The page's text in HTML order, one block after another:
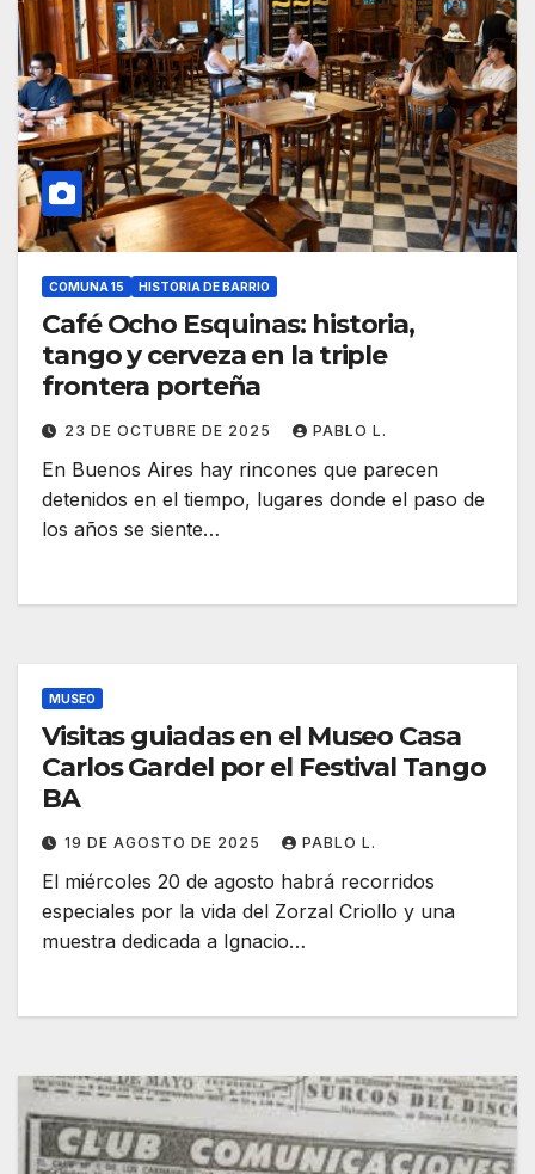
COMUNA 15 HISTORIA DE BARRIO
Café Ocho Esquinas: historia,
tango y cerveza en la triple
frontera porteña
23 DE OCTUBRE DE 2025 PABLO L.
En Buenos Aires hay rincones que parecen
detenidos en el tiempo, lugares donde el paso de
los años se siente…
MUSEO
Visitas guiadas en el Museo Casa
Carlos Gardel por el Festival Tango
BA
19 DE AGOSTO DE 2025 PABLO L.
El miércoles 20 de agosto habrá recorridos
especiales por la vida del Zorzal Criollo y una
muestra dedicada a Ignacio…